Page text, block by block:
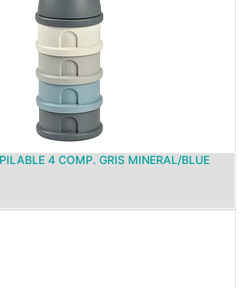
4 COMP. GRIS MINERAL/BLUE